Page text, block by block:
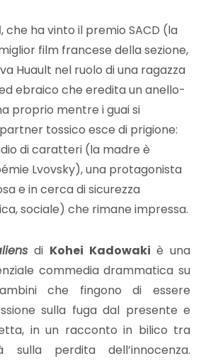
, che ha vinto il premio SACD (la
film francese della sezione,
Huault nel ruolo di una ragazza
ebraico che eredita un anello-
proprio mentre i guai si
tossico esce di prigione:
di caratteri (la madre è
Lvovsky), una protagonista
e in cerca di sicurezza
sociale) che rimane impressa.
di Kohei Kadowaki è una
commedia drammatica su
che fingono di essere
sulla fuga dal presente e
in un racconto in bilico tra
perdita dell’innocenza.